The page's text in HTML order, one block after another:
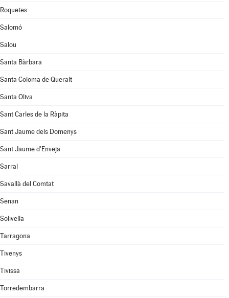
Roquetes
Salomó
Salou
Santa Bàrbara
Santa Coloma de Queralt
Santa Oliva
Sant Carles de la Ràpita
Sant Jaume dels Domenys
Sant Jaume d'Enveja
Sarral
Savallà del Comtat
Senan
Solivella
Tarragona
Tivenys
Tivissa
Torredembarra